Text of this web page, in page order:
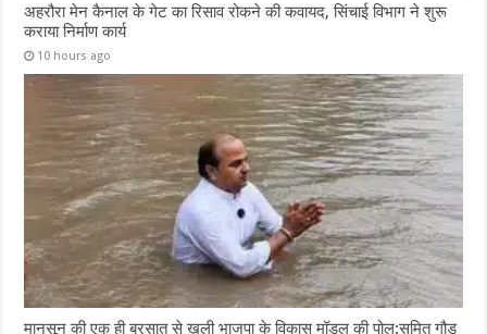
अहरौरा मेन कैनाल के गेट का रिसाव रोकने की कवायद, सिंचाई विभाग ने शुरू
कराया निर्माण कार्य
10 hours ago
मानसून की एक ही बरसात से खुली भाजपा के विकास मॉडल की पोल:सुमित गौड़